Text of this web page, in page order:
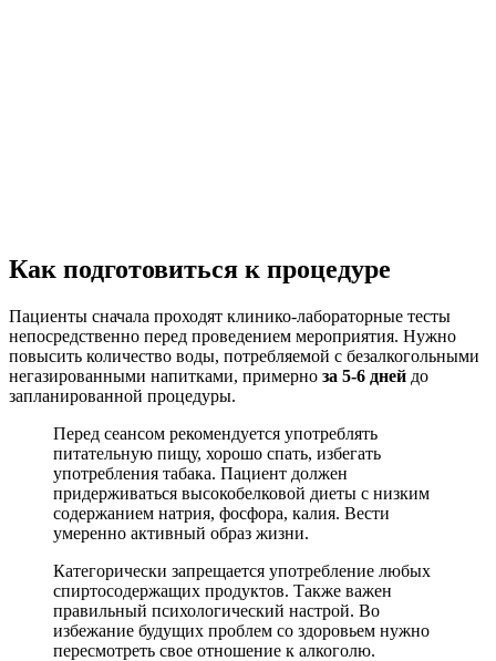
Как подготовиться к процедуре
Пациенты сначала проходят клинико-лабораторные тесты
непосредственно перед проведением мероприятия. Нужно
повысить количество воды, потребляемой с безалкогольными
негазированными напитками, примерно за 5-6 дней до
запланированной процедуры.
Перед сеансом рекомендуется употреблять
питательную пищу, хорошо спать, избегать
употребления табака. Пациент должен
придерживаться высокобелковой диеты с низким
содержанием натрия, фосфора, калия. Вести
умеренно активный образ жизни.
Категорически запрещается употребление любых
спиртосодержащих продуктов. Также важен
правильный психологический настрой. Во
избежание будущих проблем со здоровьем нужно
пересмотреть свое отношение к алкоголю.